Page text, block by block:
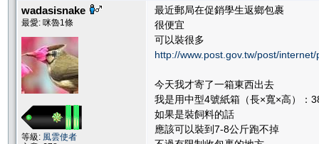
wadasisnake
最愛: 咪魯1條
等級: 風雲使者
最近郵局在促銷學生返鄉包裹
很便宜
可以裝很多
http://www.post.gov.tw/post/
今天我才寄了一箱東西出去
我是用中型4號紙箱（長×寬×高）：
如果是裝飼料的話
應該可以裝到7-8公斤跑不掉